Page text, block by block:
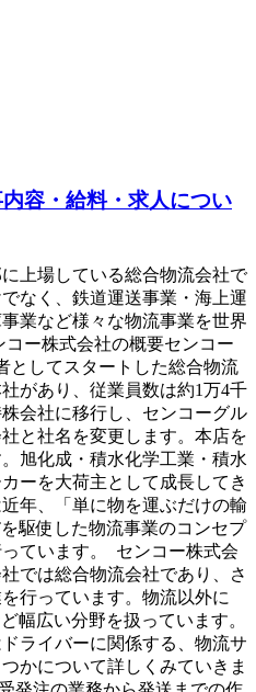
容・給料・求人につい
上場している総合物流会社で
なく、鉄道運送事業・海上運
業など様々な物流事業を世界
ー株式会社の概要センコー
としてスタートした総合物流
があり、従業員数は約1万4千
会社に移行し、センコーグル
と社名を変更します。本店を
旭化成・積水化学工業・積水
ーを大荷主として成長してき
年、「単に物を運ぶだけの輸
駆使した物流事業のコンセプ
ています。 センコー株式会
では総合物流会社であり、さ
行っています。物流以外に
幅広い分野を扱っています。
ライバーに関係する、物流サ
かについて詳しくみていきま